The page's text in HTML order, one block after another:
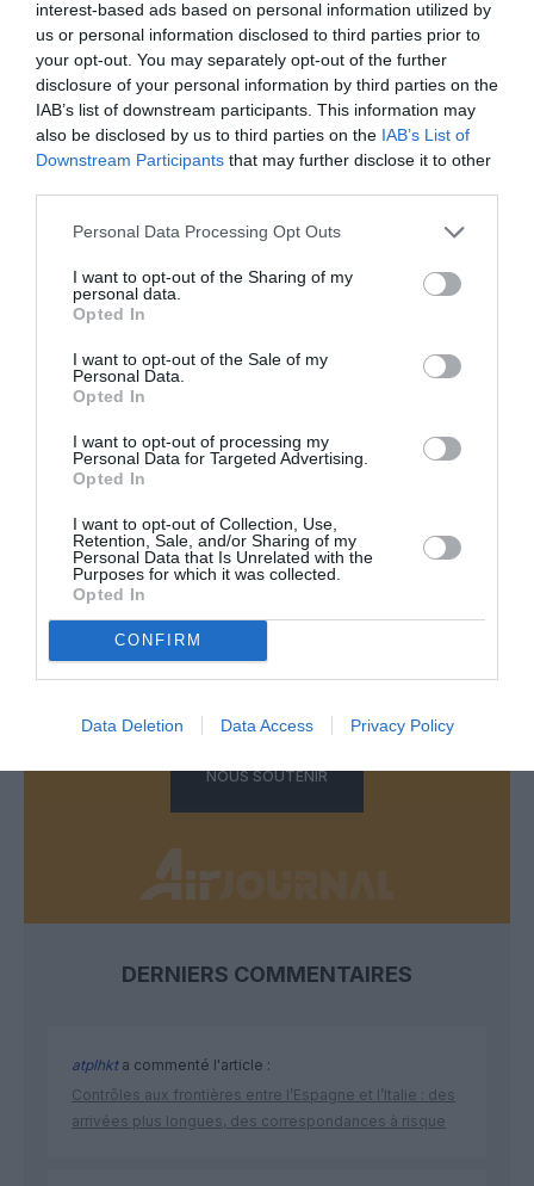
interest-based ads based on personal information utilized by
us or personal information disclosed to third parties prior to
your opt-out. You may separately opt-out of the further
disclosure of your personal information by third parties on the
IAB’s list of downstream participants. This information may
also be disclosed by us to third parties on the IAB’s List of
Downstream Participants that may further disclose it to other
Personal Data Processing Opt Outs
I want to opt-out of the Sharing of my
personal data.
Opted In
I want to opt-out of the Sale of my
Personal Data.
Opted In
I want to opt-out of processing my
Personal Data for Targeted Advertising.
Opted In
I want to opt-out of Collection, Use,
Retention, Sale, and/or Sharing of my
Personal Data that Is Unrelated with the
Purposes for which it was collected.
Opted In
CONFIRM
Data Deletion Data Access Privacy Policy
Elixir91a commenté :
25 avril 2019 - 11 h 32 min
Si j avais su que cette compagnie faisait de la pub pour cette
UE nauséabonde, je n aurais jamais réservé avec elle.
RÉPONDRE
mes vacances de noël à Buenos Aires, donc NO LH ! Suis un
européen de souche et de culture mais de de celle qu’on veut
m’imposer !
RÉPONDRE
LAISSER UN COMMENTAIRE
FAIRE UN DON
Appel aux lecteurs !
Soutenez Air Journal participez
NOUS SOUTENIR
DERNIERS COMMENTAIRES
atplhkta commenté l'article :
Contrôles aux frontières entre l’Espagne et l’Italie : des
arrivées plus longues, des correspondances à risque